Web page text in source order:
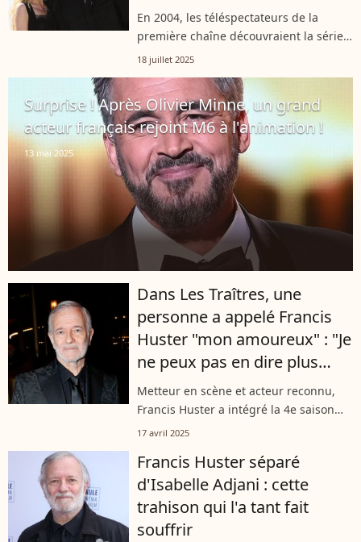
En 2004, les téléspectateurs de la
première chaîne découvraient la série
"Zodiaque" brillamment portée par
l'ont rapporté les équipes de "Télé-
Loisirs"...
18 juillet 2025
Surprise ! Après Olivier Minne, un grand
acteur français rejoint M6 à l'animation !
13 mai 2025
Dans Les Traîtres, une
personne a appelé Francis
Huster "mon amoureux" : "Je
ne peux pas en dire plus
mais…"
Metteur en scène et acteur reconnu,
Francis Huster a intégré la 4e saison
des "Traîtres" sur M6 ! Interrogé par
dernier s'est confié sur la fragilité...
17 avril 2025
Francis Huster séparé
d'Isabelle Adjani : cette
trahison qui l'a tant fait
souffrir